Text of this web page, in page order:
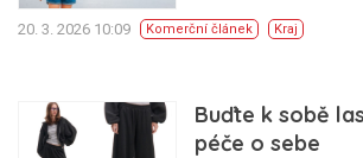
20. 3. 2026 10:09 Komerční článek Kraj
Buďte k sobě
péče o sebe